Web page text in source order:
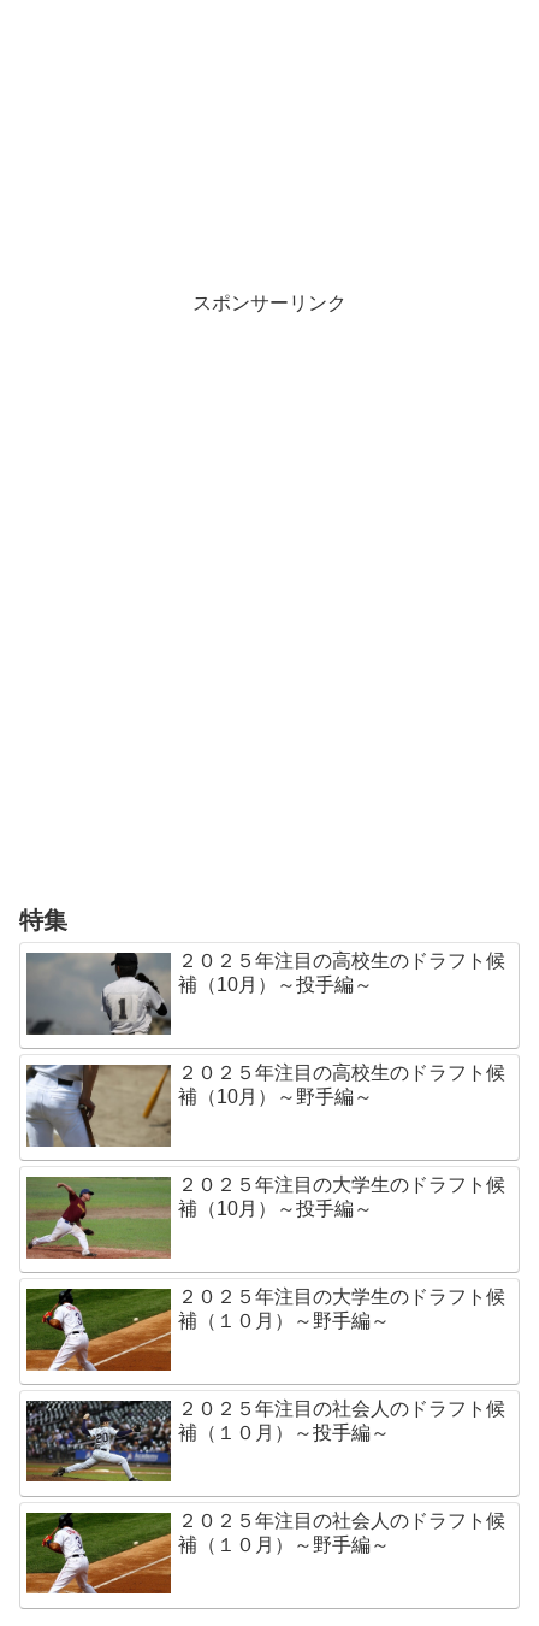
スポンサーリンク
特集
２０２５年注目の高校生のドラフト候
補（10月）～投手編～
２０２５年注目の高校生のドラフト候
補（10月）～野手編～
２０２５年注目の大学生のドラフト候
補（10月）～投手編～
２０２５年注目の大学生のドラフト候
補（１０月）～野手編～
２０２５年注目の社会人のドラフト候
補（１０月）～投手編～
２０２５年注目の社会人のドラフト候
補（１０月）～野手編～